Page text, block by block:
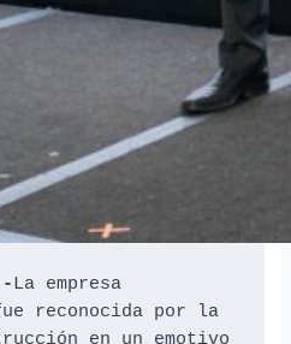
La empresa
reconocida por la
en un emotivo